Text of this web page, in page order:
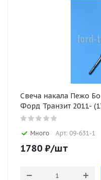
Свеча накала Пежо
Форд Транзит 2011-
Много Арт: 09-631-1
1780 ₽/шт